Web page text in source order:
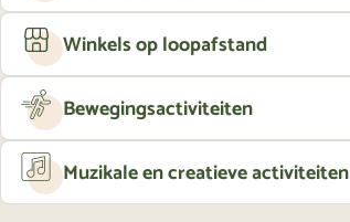
Winkels op loopafstand
Bewegingsactiviteiten
Muzikale en creatieve activiteiten